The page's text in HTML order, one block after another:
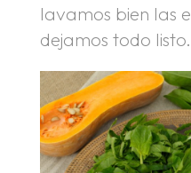
lavamos bien las
dejamos todo listo.